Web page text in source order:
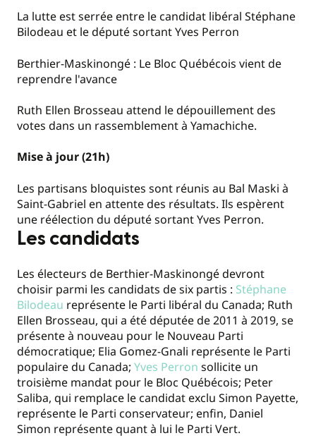
La lutte est serrée entre le candidat libéral Stéphane
Bilodeau et le député sortant Yves Perron
Berthier-Maskinongé : Le Bloc Québécois vient de
reprendre l'avance
Ruth Ellen Brosseau attend le dépouillement des
votes dans un rassemblement à Yamachiche.
Mise à jour (21h)
Les partisans bloquistes sont réunis au Bal Maski à
Saint-Gabriel en attente des résultats. Ils espèrent
une réélection du député sortant Yves Perron.
Les candidats
Les électeurs de Berthier-Maskinongé devront
choisir parmi les candidats de six partis : Stéphane
Bilodeau représente le Parti libéral du Canada; Ruth
Ellen Brosseau, qui a été députée de 2011 à 2019, se
présente à nouveau pour le Nouveau Parti
démocratique; Elia Gomez-Gnali représente le Parti
populaire du Canada; Yves Perron sollicite un
troisième mandat pour le Bloc Québécois; Peter
Saliba, qui remplace le candidat exclu Simon Payette,
représente le Parti conservateur; enfin, Daniel
Simon représente quant à lui le Parti Vert.